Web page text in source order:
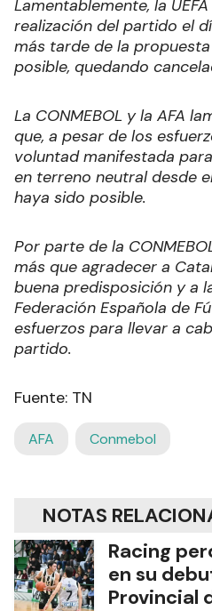
Lamentablemente, la
realización del partido el
más tarde de la
posible, quedando
La CONMEBOL y la AFA
que, a pesar de los
voluntad manifestada
en terreno neutral desde
haya sido posible.
Por parte de la
más que agradecer a
buena predisposición y a
Federación Española de
esfuerzos para llevar a
partido.
Fuente: TN
AFA Conmebol
NOTAS
Racing
en su
Provincial